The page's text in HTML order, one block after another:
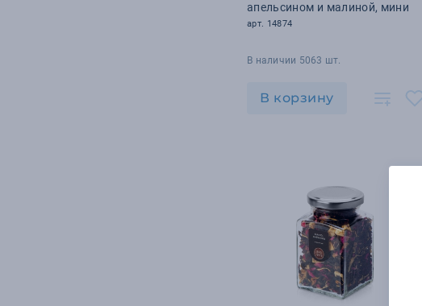
апельсином и малиной, мини
арт. 14874
В наличии 5063 шт.
В корзину